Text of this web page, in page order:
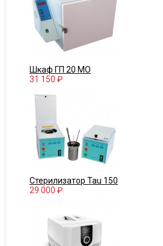
Шкаф ГП 20 МО
31 150 ₽
Стерилизатор Tau 150
29 000 ₽